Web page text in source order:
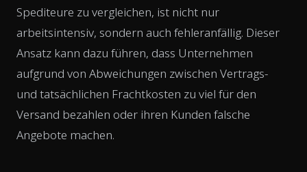
Spediteure zu vergleichen, ist nicht nur
arbeitsintensiv, sondern auch fehleranfällig. Dieser
Ansatz kann dazu führen, dass Unternehmen
aufgrund von Abweichungen zwischen Vertrags-
und tatsächlichen Frachtkosten zu viel für den
Versand bezahlen oder ihren Kunden falsche
Angebote machen.